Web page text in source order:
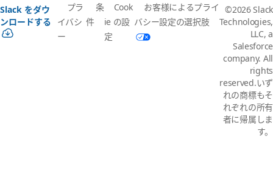
Slack をダウ
ンロードする
プラ
イバシ
ー
条
件
Cook
ie の設
定
お客様によるプライ
バシー設定の選択肢
©2026 Slack
Technologies,
LLC, a
Salesforce
company. All
rights
reserved.いず
れの商標もそ
れぞれの所有
者に帰属しま
す。